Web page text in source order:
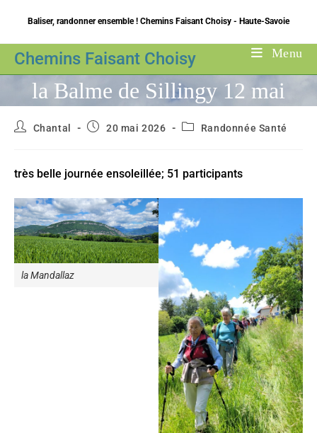
content
Baliser, randonner ensemble ! Chemins Faisant Choisy - Haute-Savoie
Chemins Faisant Choisy Menu
la Balme de Sillingy 12 mai
Auteur/autrice
Chantal
Publication
20 mai 2026
PostRandonnée Santé
très belle journée ensoleillée; 51 participants
la Mandallaz